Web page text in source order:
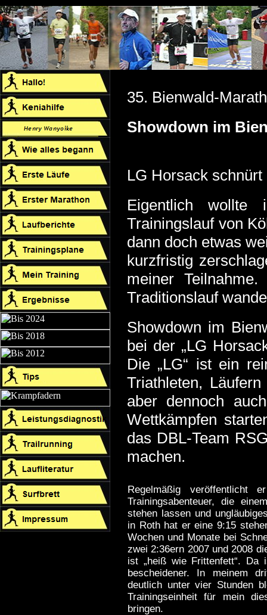
35. Bienwald-
Showdown im
LG Horsack
Eigentlich wollte
Trainingslauf von
dann doch etwas
kurzfristig
meiner
Traditionslauf
Showdown im
bei der „LG
Die „LG“ ist ein
Triathleten,
aber dennoch
Wettkämpfen
das DBL-Team
machen.
Regelmäßig veröffentlicht
Trainingsabenteuer, die
stehen lassen und
in Roth hat er eine 9:15
Wochen und Monate bei
zwei 2:36ern 2007 und 2008
ist „heiß wie Frittenfett“.
bescheidener. In meinem
deutlich unter vier Stunden
Trainingseinheit für mein
bringen.